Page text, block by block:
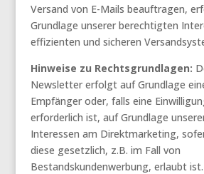
Versand von E-Mails beauftragen,
Grundlage unserer berechtigten
effizienten und sicheren
Hinweise zu Rechtsgrundlagen:
Newsletter erfolgt auf Grundlage
Empfänger oder, falls eine
erforderlich ist, auf Grundlage
Interessen am Direktmarketing,
diese gesetzlich, z.B. im Fall von
Bestandskundenwerbung, erlaubt